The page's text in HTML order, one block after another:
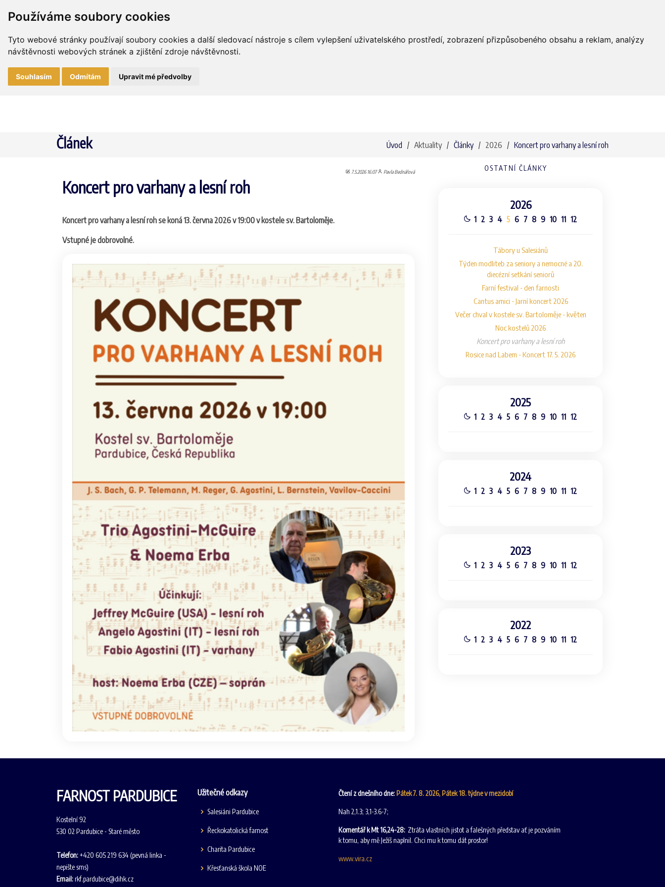
Používáme soubory cookies
Tyto webové stránky používají soubory cookies a další sledovací nástroje s cílem vylepšení uživatelského prostředí, zobrazení přizpůsobeného obsahu a reklam, analýzy
návštěvnosti webových stránek a zjištění zdroje návštěvnosti.
Souhlasím Odmítám Upravit mé předvolby
Článek Úvod Aktuality Články 2026 Koncert pro varhany a lesní roh
7.5.2026 16:07 Pavla Bednářová
Koncert pro varhany a lesní roh
Koncert pro varhany a lesní roh se koná 13. června 2026 v 19:00 v kostele sv. Bartoloměje.
Vstupné je dobrovolné.
OSTATNÍ ČLÁNKY
2026
1 2 3 4 5 6 7 8 9 10 11 12
Tábory u Salesiánů
Týden modliteb za seniory a nemocné a 20.
diecézní setkání seniorů
Farní festival - den farnosti
Cantus amici - Jarní koncert 2026
Večer chval v kostele sv. Bartoloměje - květen
Noc kostelů 2026
Koncert pro varhany a lesní roh
Rosice nad Labem - Koncert 17. 5. 2026
2025
1 2 3 4 5 6 7 8 9 10 11 12
2024
1 2 3 4 5 6 7 8 9 10 11 12
2023
1 2 3 4 5 6 7 8 9 10 11 12
2022
1 2 3 4 5 6 7 8 9 10 11 12
FARNOST PARDUBICE
Kostelní 92
530 02 Pardubice - Staré město
Telefon:+420 605 219 634 (pevná linka -
nepište sms)
Email:rkf.pardubice@dihk.cz
Užitečné odkazy
Salesiáni Pardubice
Řeckokatolická farnost
Charita Pardubice
Křesťanská škola NOE
Čtení z dnešního dne: Pátek 7. 8. 2026, Pátek 18. týdne v mezidobí
Nah 2,1.3; 3,1-3.6-7;
Komentář k Mt 16,24-28: Ztráta vlastních jistot a falešných představ ať je pozváním
k tomu, aby mě Ježíš naplnil. Chci mu k tomu dát prostor!
www.vira.cz